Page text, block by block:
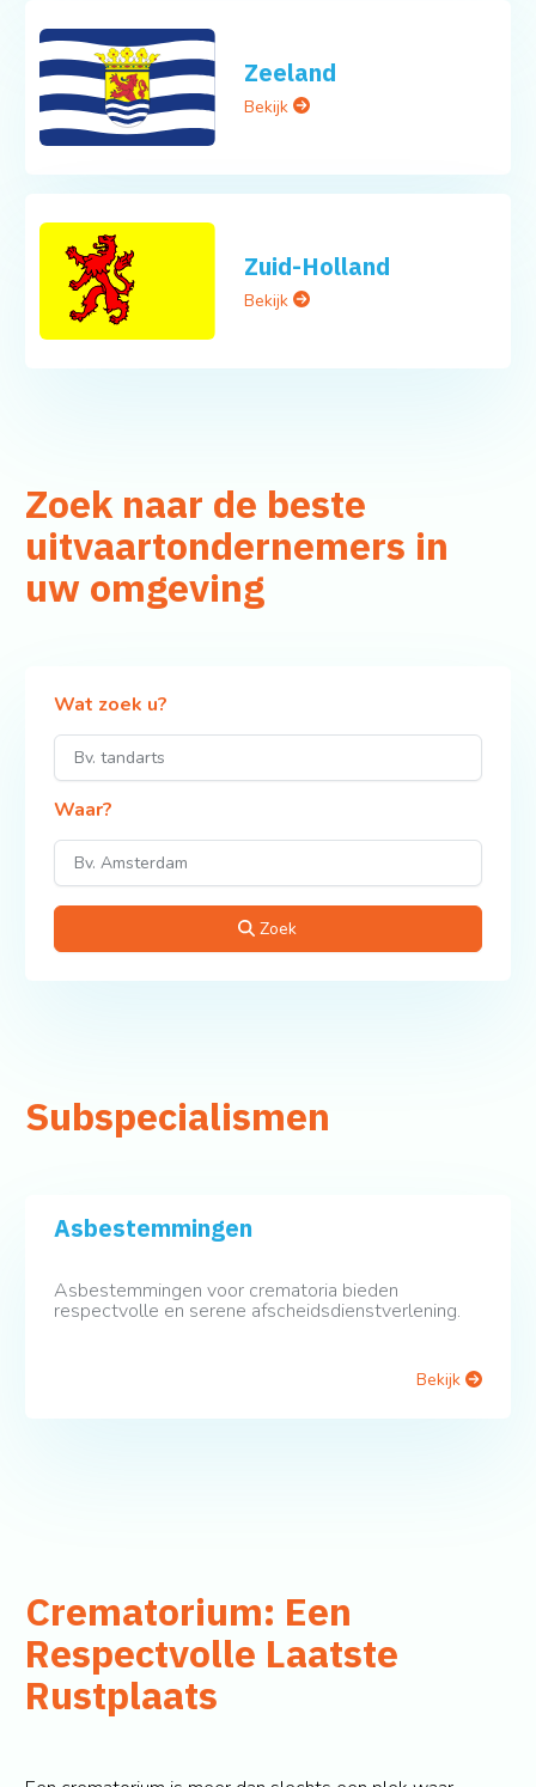
Zeeland
Bekijk
Zuid-Holland
Bekijk
Zoek naar de beste
uitvaartondernemers in
uw omgeving
Wat zoek u?
Waar?
Zoek
Subspecialismen
Asbestemmingen
Asbestemmingen voor crematoria bieden
respectvolle en serene afscheidsdienstverlening.
Bekijk
Crematorium: Een
Respectvolle Laatste
Rustplaats